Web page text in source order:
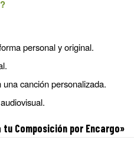
personal y original.
canción personalizada.
tu Composición por Encargo»